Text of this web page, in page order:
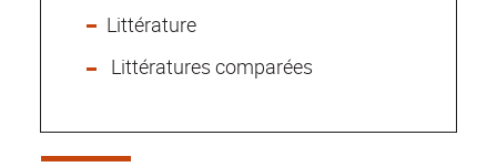
Littérature
Littératures comparées